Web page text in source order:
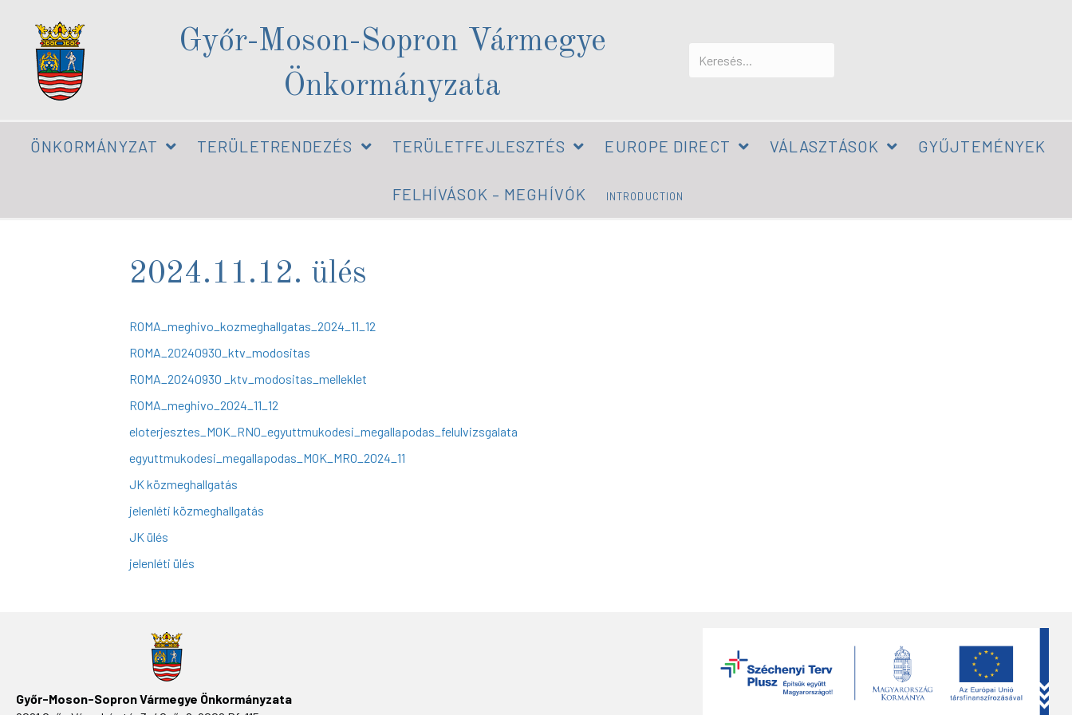
Győr-Moson-Sopron Vármegye
Önkormányzata
ÖNKORMÁNYZAT TERÜLETRENDEZÉS TERÜLETFEJLESZTÉS EUROPE DIRECT VÁLASZTÁSOK GYŰJTEMÉNYEK
FELHÍVÁSOK – MEGHÍVÓK INTRODUCTION
2024.11.12. ülés
ROMA_meghivo_kozmeghallgatas_2024_11_12
ROMA_20240930_ktv_modositas
ROMA_20240930 _ktv_modositas_melleklet
ROMA_meghivo_2024_11_12
eloterjesztes_MOK_RNO_egyuttmukodesi_megallapodas_felulvizsgalata
egyuttmukodesi_megallapodas_MOK_MRO_2024_11
JK közmeghallgatás
jelenléti közmeghallgatás
JK ülés
jelenléti ülés
Győr-Moson-Sopron Vármegye Önkormányzata